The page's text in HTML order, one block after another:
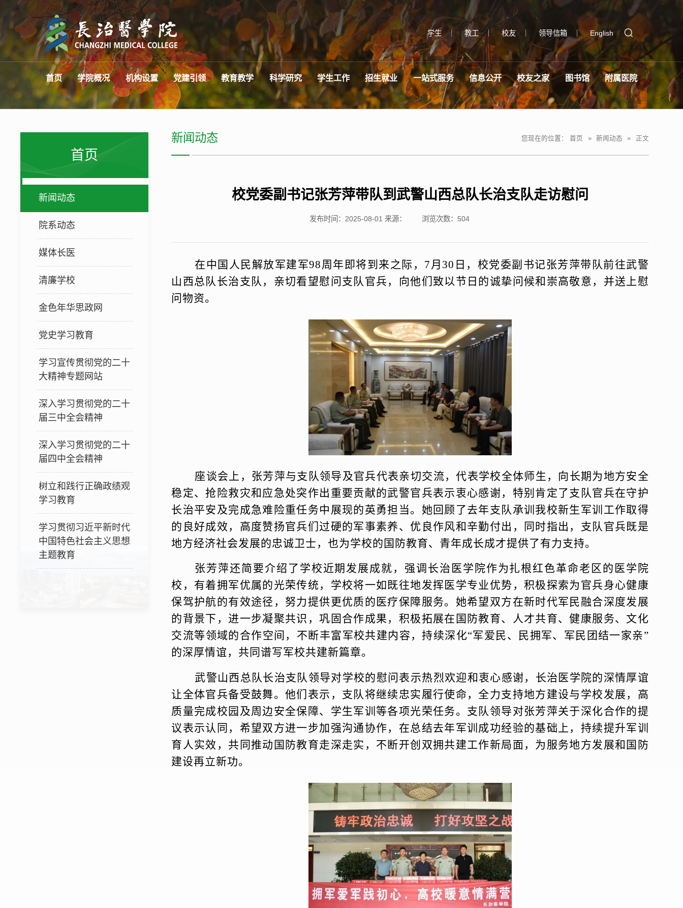
学生 教工 校友 领导信箱 English
首页 学院概况 机构设置 党建引领 教育教学 科学研究 学生工作 招生就业 一站式服务 信息公开 校友之家 图书馆 附属医院
首页
新闻动态
院系动态
媒体长医
清廉学校
金色年华思政网
党史学习教育
学习宣传贯彻党的二十
大精神专题网站
深入学习贯彻党的二十
届三中全会精神
深入学习贯彻党的二十
届四中全会精神
树立和践行正确政绩观
学习教育
学习贯彻习近平新时代
中国特色社会主义思想
主题教育
新闻动态 您现在的位置：首页 » 新闻动态 » 正文
校党委副书记张芳萍带队到武警山西总队长治支队走访慰问
发布时间：2025-08-01 来源： 浏览次数： 504
在中国人民解放军建军98周年即将到来之际，7月30日，校党委副书记张芳萍带队前往武警
山西总队长治支队，亲切看望慰问支队官兵，向他们致以节日的诚挚问候和崇高敬意，并送上慰
问物资。
座谈会上，张芳萍与支队领导及官兵代表亲切交流，代表学校全体师生，向长期为地方安全
稳定、抢险救灾和应急处突作出重要贡献的武警官兵表示衷心感谢，特别肯定了支队官兵在守护
长治平安及完成急难险重任务中展现的英勇担当。她回顾了去年支队承训我校新生军训工作取得
的良好成效，高度赞扬官兵们过硬的军事素养、优良作风和辛勤付出，同时指出，支队官兵既是
地方经济社会发展的忠诚卫士，也为学校的国防教育、青年成长成才提供了有力支持。
张芳萍还简要介绍了学校近期发展成就，强调长治医学院作为扎根红色革命老区的医学院
校，有着拥军优属的光荣传统，学校将一如既往地发挥医学专业优势，积极探索为官兵身心健康
保驾护航的有效途径，努力提供更优质的医疗保障服务。她希望双方在新时代军民融合深度发展
的背景下，进一步凝聚共识，巩固合作成果，积极拓展在国防教育、人才共育、健康服务、文化
交流等领域的合作空间，不断丰富军校共建内容，持续深化“军爱民、民拥军、军民团结一家亲”
的深厚情谊，共同谱写军校共建新篇章。
武警山西总队长治支队领导对学校的慰问表示热烈欢迎和衷心感谢，长治医学院的深情厚谊
让全体官兵备受鼓舞。他们表示，支队将继续忠实履行使命，全力支持地方建设与学校发展，高
质量完成校园及周边安全保障、学生军训等各项光荣任务。支队领导对张芳萍关于深化合作的提
议表示认同，希望双方进一步加强沟通协作，在总结去年军训成功经验的基础上，持续提升军训
育人实效，共同推动国防教育走深走实，不断开创双拥共建工作新局面，为服务地方发展和国防
建设再立新功。